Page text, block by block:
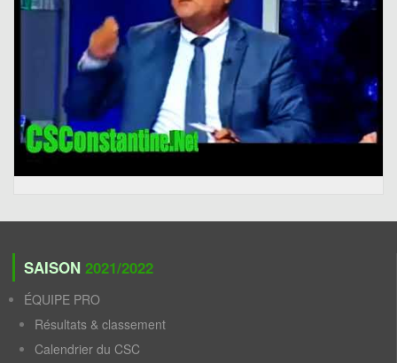
SAISON 2021/2022
ÉQUIPE PRO
Résultats & classement
Calendrier du CSC